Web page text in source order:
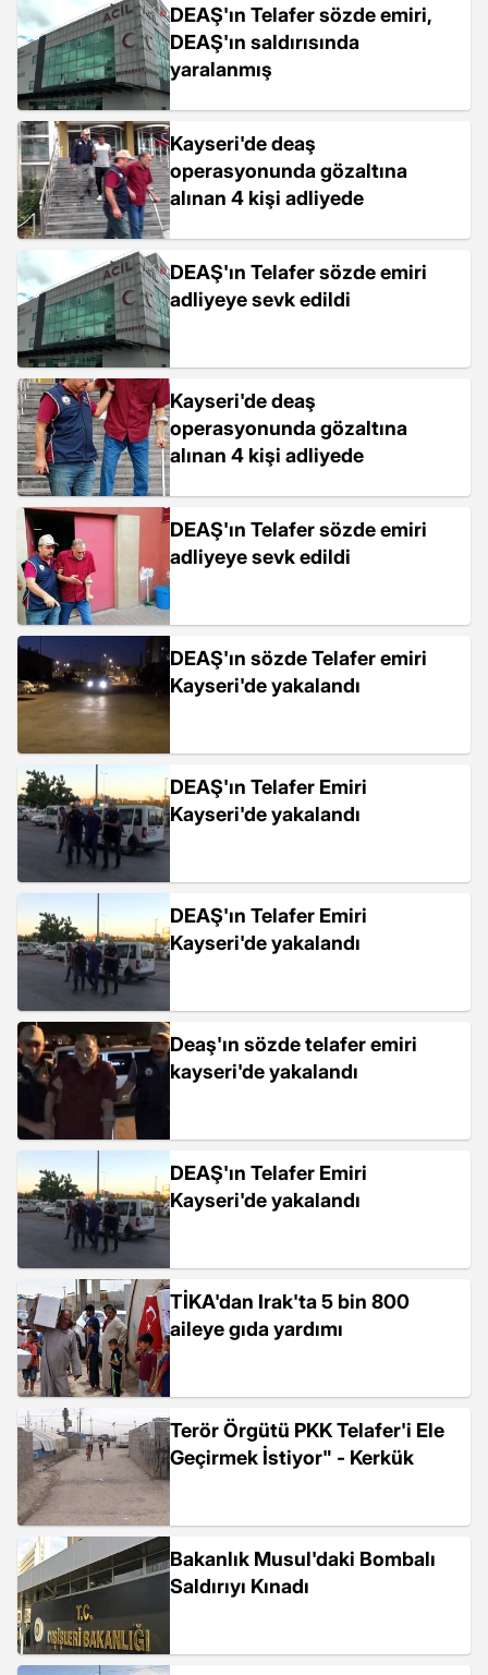
DEAŞ'ın Telafer sözde emiri,
DEAŞ'ın saldırısında
yaralanmış
Kayseri'de deaş
operasyonunda gözaltına
alınan 4 kişi adliyede
DEAŞ'ın Telafer sözde emiri
adliyeye sevk edildi
Kayseri'de deaş
operasyonunda gözaltına
alınan 4 kişi adliyede
DEAŞ'ın Telafer sözde emiri
adliyeye sevk edildi
DEAŞ'ın sözde Telafer emiri
Kayseri'de yakalandı
DEAŞ'ın Telafer Emiri
Kayseri'de yakalandı
DEAŞ'ın Telafer Emiri
Kayseri'de yakalandı
Deaş'ın sözde telafer emiri
kayseri'de yakalandı
DEAŞ'ın Telafer Emiri
Kayseri'de yakalandı
TİKA'dan Irak'ta 5 bin 800
aileye gıda yardımı
Terör Örgütü PKK Telafer'i Ele
Geçirmek İstiyor" - Kerkük
Bakanlık Musul'daki Bombalı
Saldırıyı Kınadı